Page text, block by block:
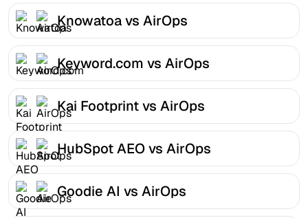
Knowatoa vs AirOps
Keyword.com vs AirOps
Kai Footprint vs AirOps
HubSpot AEO vs AirOps
Goodie AI vs AirOps